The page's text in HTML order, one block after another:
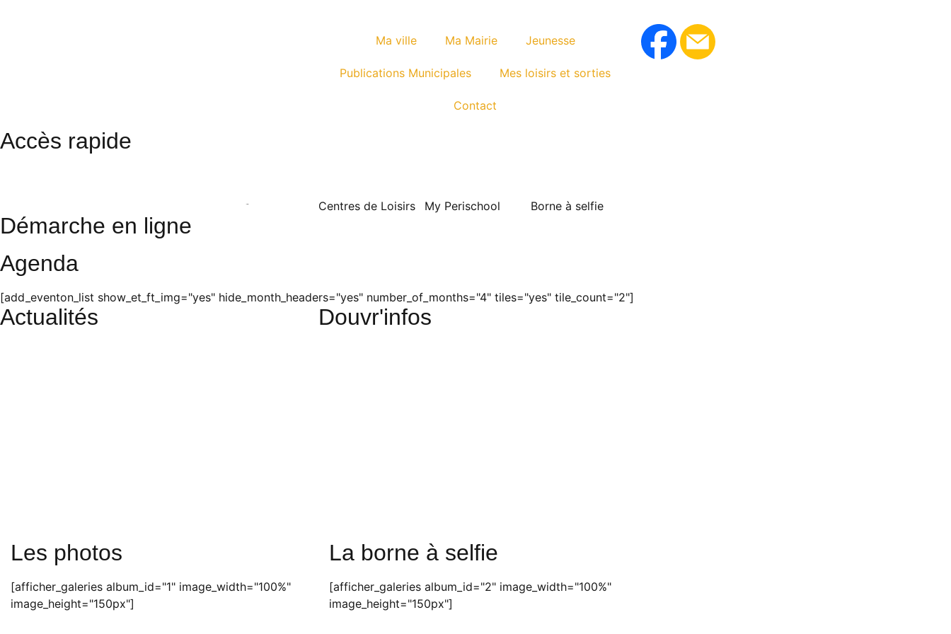
Ma ville Ma Mairie Jeunesse
Publications Municipales Mes loisirs et sorties
Contact
Accès rapide
Photos Centres de Loisirs My Perischool Borne à selfie
Démarche en ligne
Agenda
[add_eventon_list show_et_ft_img="yes" hide_month_headers="yes" number_of_months="4" tiles="yes" tile_count="2"]
Actualités Douvr'infos
Les photos
[afficher_galeries album_id="1" image_width="100%"
image_height="150px"]
La borne à selfie
[afficher_galeries album_id="2" image_width="100%"
image_height="150px"]